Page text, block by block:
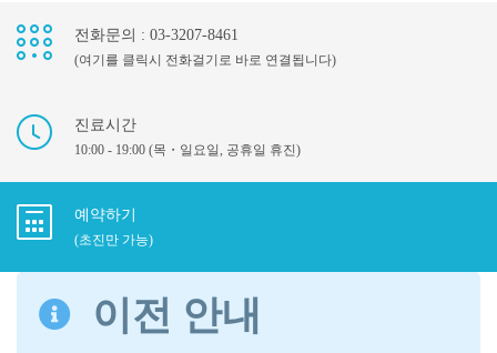
전화문의 : 03-3207-8461
(여기를 클릭시 전화걸기로 바로 연결됩니다)
진료시간
10:00 - 19:00 (목・일요일, 공휴일 휴진)
예약하기
(초진만 가능)
이전 안내